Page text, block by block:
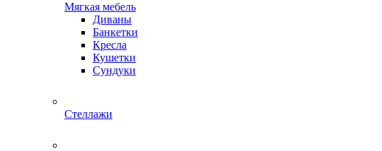
Мягкая мебель
Диваны
Банкетки
Кресла
Кушетки
Сундуки
Стеллажи